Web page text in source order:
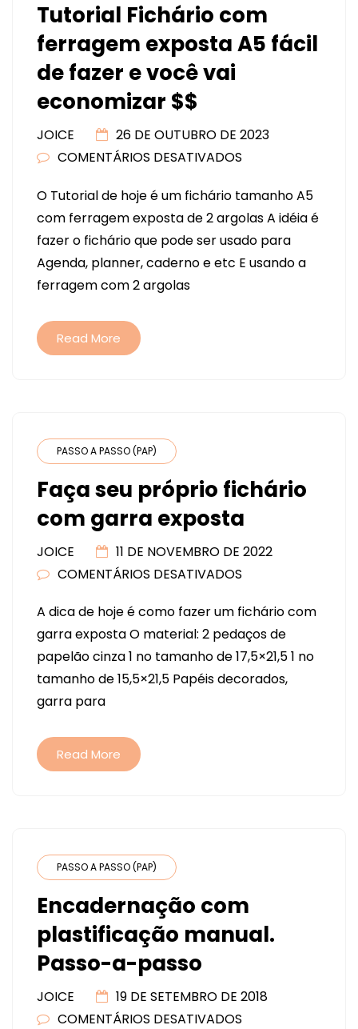
Tutorial Fichário com
ferragem exposta A5 fácil
de fazer e você vai
economizar $$
JOICE
26 DE OUTUBRO DE 2023
COMENTÁRIOS DESATIVADOS
FICHÁRIO
COM
FERRAGEM
EXPOSTA
O Tutorial de hoje é um fichário tamanho A5
com ferragem exposta de 2 argolas A idéia é
fazer o fichário que pode ser usado para
Agenda, planner, caderno e etc E usando a
ferragem com 2 argolas
Read More
PASSO A PASSO (PAP)
Faça seu próprio fichário
com garra exposta
JOICE
11 DE NOVEMBRO DE 2022
COMENTÁRIOS DESATIVADOS
SEU
PRÓPRIO
FICHÁRIO
COM
A dica de hoje é como fazer um fichário com
garra exposta O material: 2 pedaços de
papelão cinza 1 no tamanho de 17,5×21,5 1 no
tamanho de 15,5×21,5 Papéis decorados,
garra para
Read More
PASSO A PASSO (PAP)
Encadernação com
plastificação manual.
Passo-a-passo
JOICE
19 DE SETEMBRO DE 2018
COMENTÁRIOS DESATIVADOS